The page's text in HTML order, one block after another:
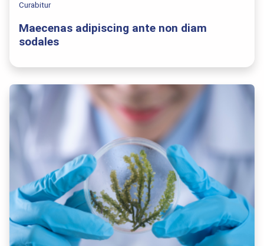
Curabitur
Maecenas adipiscing ante non diam
sodales